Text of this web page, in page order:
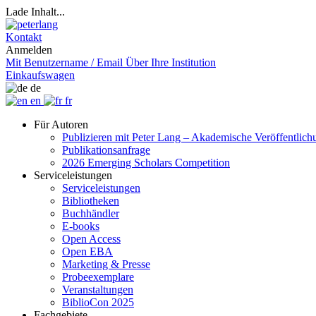
Lade Inhalt...
Kontakt
Anmelden
Mit Benutzername / Email Über Ihre Institution
Einkaufswagen
de
en
fr
Für Autoren
Publizieren mit Peter Lang – Akademische
Publikationsanfrage
2026 Emerging Scholars Competition
Serviceleistungen
Serviceleistungen
Bibliotheken
Buchhändler
E-books
Open Access
Open EBA
Marketing & Presse
Probeexemplare
Veranstaltungen
BiblioCon 2025